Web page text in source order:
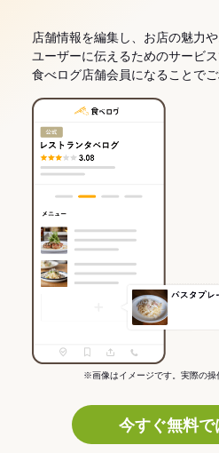
店舗情報を編集し、お店の魅力
ユーザーに伝えるためのサービス
食べログ店舗会員になることでご
※画像はイメージです。実際の操
今すぐ無料で